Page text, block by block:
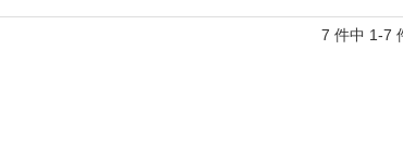
7 件中 1-7